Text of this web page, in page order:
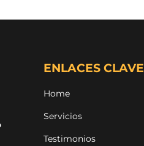
ENLACES CLAVE
Home
Servicios
Testimonios